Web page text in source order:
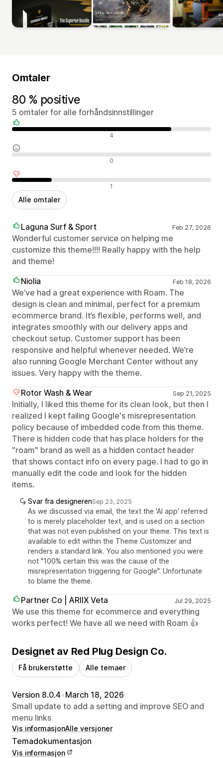
Omtaler
80 % positive
5 omtaler for alle forhåndsinnstillinger
Positive omtaler 4
Nøytrale omtaler 0
Negative omtaler 1
Alle omtaler
Laguna Surf & Sport Feb 27, 2026
Wonderful customer service on helping me
customize this theme!!!! Really happy with the help
and theme!
Niolia
Feb 18, 2026
We’ve had a great experience with Roam. The
design is clean and minimal, perfect for a premium
ecommerce brand. It’s flexible, performs well, and
integrates smoothly with our delivery apps and
checkout setup. Customer support has been
responsive and helpful whenever needed. We’re
also running Google Merchant Center without any
issues. Very happy with the theme.
Rotor Wash & Wear
Sep 21, 2025
Initially, I liked this theme for its clean look, but then I
realized I kept failing Google's misrepresentation
policy because of imbedded code from this theme.
There is hidden code that has place holders for the
"roam" brand as well as a hidden contact header
that shows contact info on every page. I had to go in
manually edit the code and look for the hidden
items.
Svar fra designerenSep 23, 2025
As we discussed via email, the text the 'AI app' referred
to is merely placeholder text, and is used on a section
that was not even published on your theme. This text is
available to edit within the Theme Customizer and
renders a standard link. You also mentioned you were
not "100% certain this was the cause of the
misrepresentation triggering for Google". Unfortunate
to blame the theme.
Partner Co | ARIIX Veta Jul 29, 2025
We use this theme for ecommerce and everything
works perfect! We have all we need with Roam 👍
Designet av Red Plug Design Co.
Få brukerstøtte Alle temaer
Version 8.0.4•March 18, 2026
Small update to add a setting and improve SEO and
menu links
Vis informasjonAlle versjoner
Temadokumentasjon
Vis informasjon